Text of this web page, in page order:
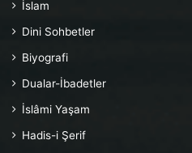
İslam
Dini Sohbetler
Biyografi
Dualar-İbadetler
İslâmi Yaşam
Hadis-i Şerif